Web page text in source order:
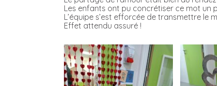
Les enfants ont pu concrétiser ce mot un
L’équipe s’est efforcée de transmettre
Effet attendu assuré !